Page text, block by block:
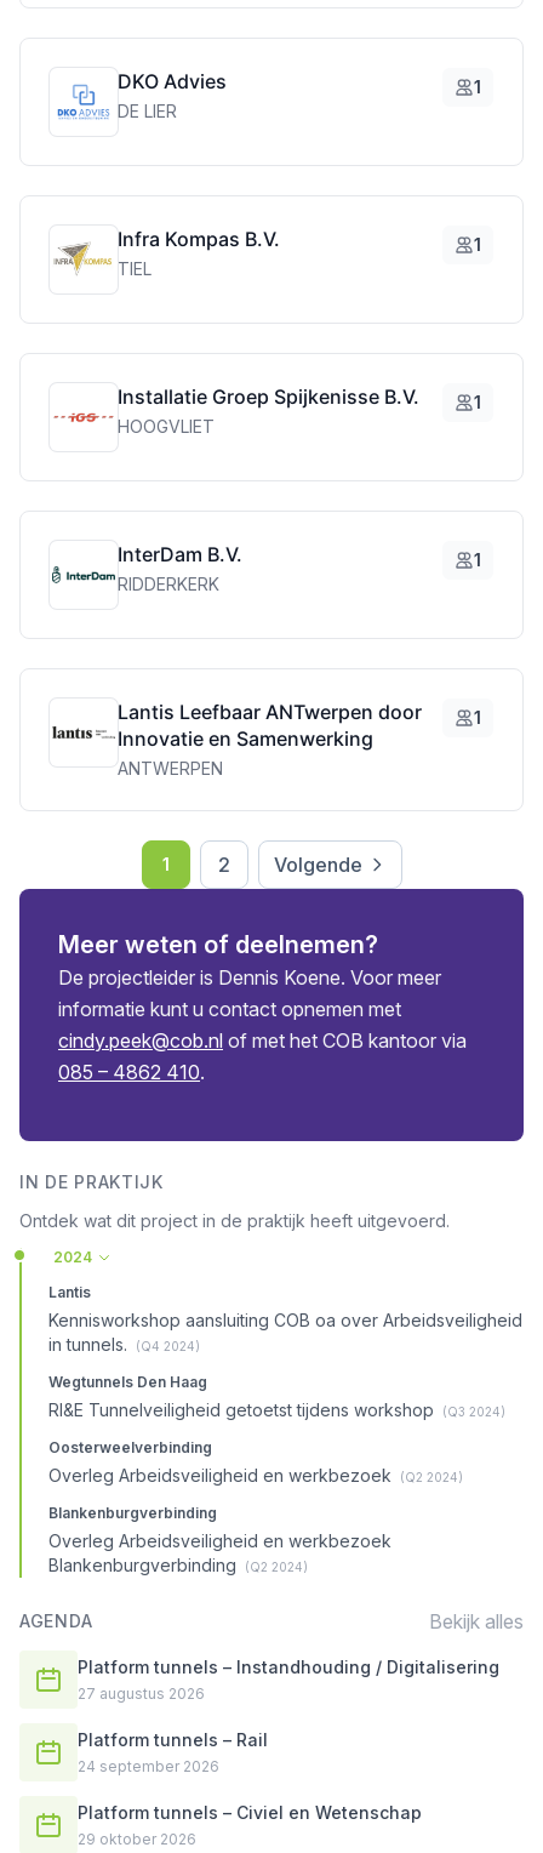
DKO Advies
DE LIER
1
Infra Kompas B.V.
TIEL
1
Installatie Groep Spijkenisse B.V.
HOOGVLIET
1
InterDam B.V.
RIDDERKERK
1
Lantis Leefbaar ANTwerpen door
Innovatie en Samenwerking
ANTWERPEN
1
1 2 Volgende
Meer weten of deelnemen?
De projectleider is Dennis Koene. Voor meer
informatie kunt u contact opnemen met
cindy.peek@cob.nl of met het COB kantoor via
085 – 4862 410.
IN DE PRAKTIJK
Ontdek wat dit project in de praktijk heeft uitgevoerd.
2024
Lantis
Kennisworkshop aansluiting COB oa over Arbeidsveiligheid
in tunnels.
(Q4 2024)
Wegtunnels Den Haag
RI&E Tunnelveiligheid getoetst tijdens workshop (Q3 2024)
Oosterweelverbinding
Overleg Arbeidsveiligheid en werkbezoek (Q2 2024)
Blankenburgverbinding
Overleg Arbeidsveiligheid en werkbezoek
Blankenburgverbinding
(Q2 2024)
AGENDA Bekijk alles
Platform tunnels – Instandhouding / Digitalisering
27 augustus 2026
Platform tunnels – Rail
24 september 2026
Platform tunnels – Civiel en Wetenschap
29 oktober 2026